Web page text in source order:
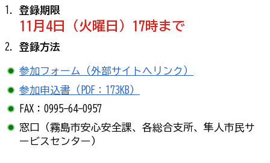
登録期限
11月4日（火曜日）17時まで
登録方法
参加フォーム（外部サイトへリンク）
参加申込書（PDF：173KB）
FAX：0995-64-0957
窓口（霧島市安心安全課、各総合支所、隼人市民サ
ービスセンター）